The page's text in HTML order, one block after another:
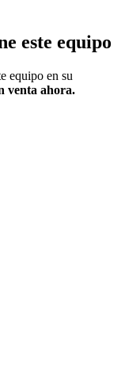
este equipo
equipo en su
venta ahora.